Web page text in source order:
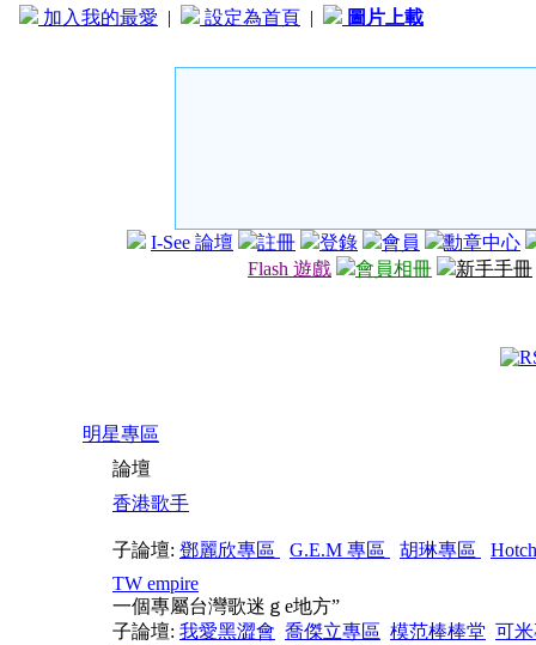
加入我的最愛 | 設定為首頁 | 圖片上載
I-See 論壇 註冊 登錄 會員
勳章中心
Flash 遊戲
會員相冊 新手手冊
明星專區
論壇
香港歌手
子論壇: 鄧麗欣專區 G.E.M 專區 胡琳專區
TW empire
一個專屬台灣歌迷ｇe地方”
子論壇: 我愛黑澀會 喬傑立專區 模范棒棒堂 可